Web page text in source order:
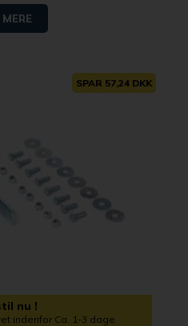
MERE
SPAR 57,24 DKK
nu !
indenfor Ca. 1-3 dage